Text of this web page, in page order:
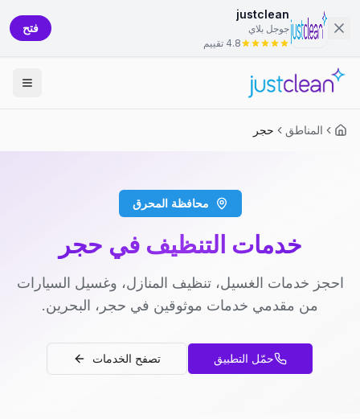
justclean
جوجل بلاي
4.8 تقييم
فتح
المناطق حجر
محافظة المحرق
خدمات التنظيف في حجر
احجز خدمات الغسيل، تنظيف المنازل، وغسيل السيارات
من مقدمي خدمات موثوقين في حجر، البحرين.
حمّل التطبيق تصفح الخدمات